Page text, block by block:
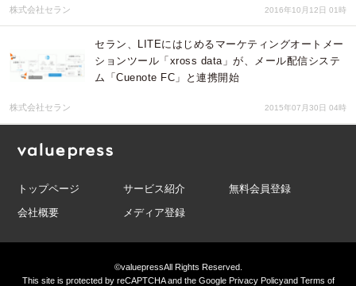
株式会社セラン 2016年10月12日 01時
セラン、LITEにはじめるマーケティングオートメー
ションツール「xross data」が、メール配信システ
ム「Cuenote FC」と連携開始
株式会社セラン 2015年07月30日 04時
トップページ サービス紹介
無料会員登録
会社概要
メディア登録
©valuepressAll Rights Reserved.
This site is protected by reCAPTCHA and the GooglePrivacy PolicyandTerms of